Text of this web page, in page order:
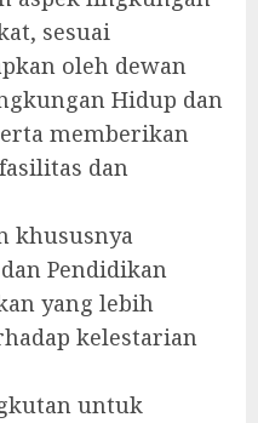
sesuai
oleh dewan
Hidup dan
memberikan
dan
khususnya
Pendidikan
yang lebih
kelestarian
untuk